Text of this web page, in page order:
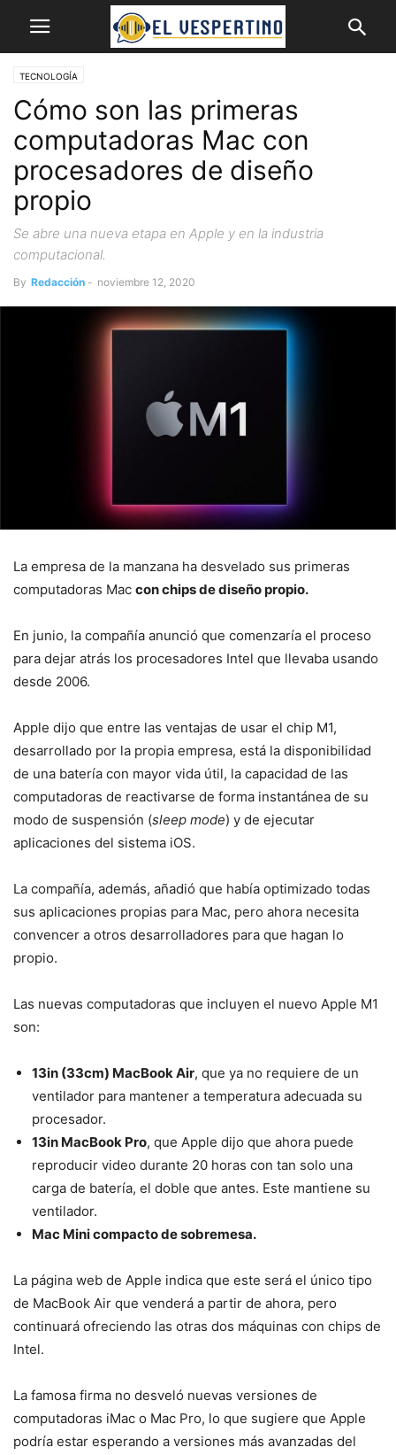
TECNOLOGÍA
Cómo son las primeras
computadoras Mac con
procesadores de diseño
propio
Se abre una nueva etapa en Apple y en la industria
computacional.
By Redacción - noviembre 12, 2020
La empresa de la manzana ha desvelado sus primeras
computadoras Mac con chips dediseñopropio.
En junio, la compañía anunció que comenzaría el proceso
para dejar atrás los procesadores Intel que llevaba usando
desde 2006.
Apple dijo que entre las ventajas de usar el chip M1,
desarrollado por la propia empresa, está la disponibilidad
de una batería con mayor vida útil, la capacidad de las
computadoras de reactivarse de forma instantánea de su
modo de suspensión (sleep mode) y de ejecutar
aplicaciones del sistema iOS.
La compañía, además, añadió que había optimizado todas
sus aplicaciones propias para Mac, pero ahora necesita
convencer a otros desarrolladores para que hagan lo
propio.
Las nuevas computadoras que incluyen el nuevo Apple M1
son:
13in (33cm) MacBook Air, que ya no requiere de un
ventilador para mantener a temperatura adecuada su
procesador.
13in MacBook Pro, que Apple dijo que ahora puede
reproducir video durante 20 horas con tan solo una
carga de batería, el doble que antes. Este mantiene su
ventilador.
Mac Mini compacto de sobremesa.
La página web de Apple indica que este será el único tipo
de MacBook Air que venderá a partir de ahora, pero
continuará ofreciendo las otras dos máquinas con chips de
Intel.
La famosa firma no desveló nuevas versiones de
computadoras iMac o Mac Pro, lo que sugiere que Apple
podría estar esperando a versiones más avanzadas del